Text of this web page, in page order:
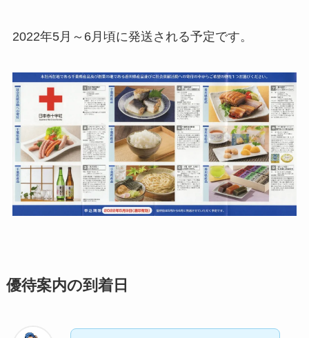
2022年5月～6月頃に発送される予定です。
優待案内の到着日